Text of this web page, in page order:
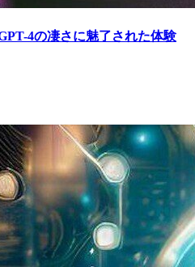
4の凄さに魅了された体験